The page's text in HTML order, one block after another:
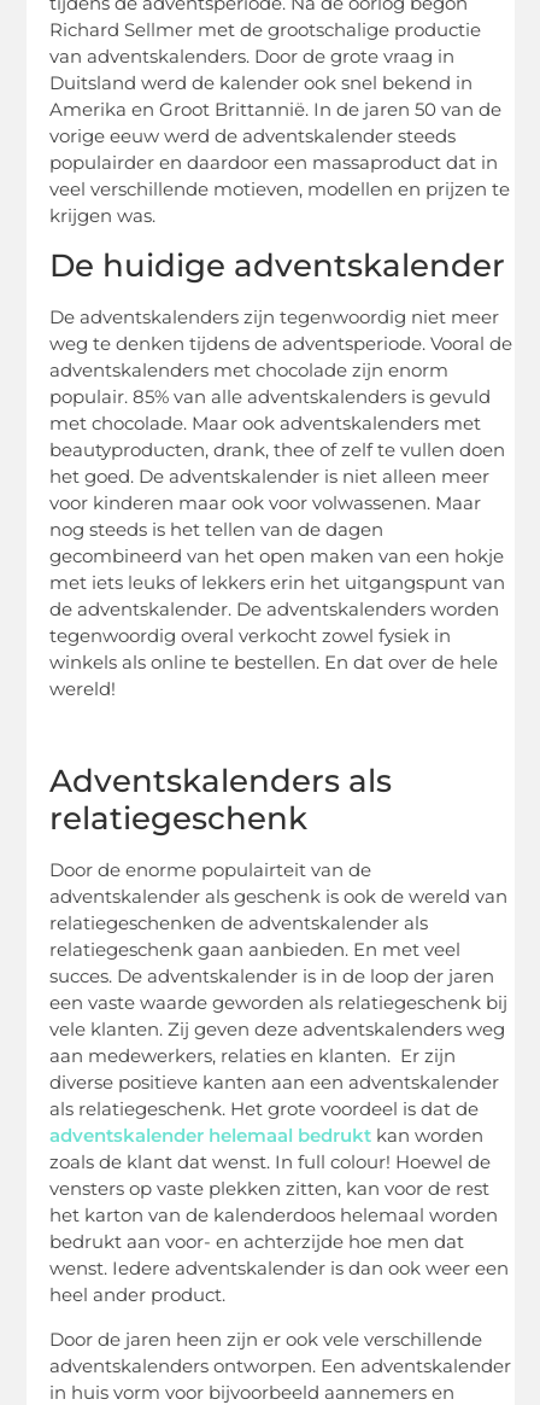
Richard Sellmer met de grootschalige productie
van adventskalenders. Door de grote vraag in
Duitsland werd de kalender ook snel bekend in
Amerika en Groot Brittannië. In de jaren 50 van de
vorige eeuw werd de adventskalender steeds
populairder en daardoor een massaproduct dat in
veel verschillende motieven, modellen en prijzen te
krijgen was.
De huidige adventskalender
De adventskalenders zijn tegenwoordig niet meer
weg te denken tijdens de adventsperiode. Vooral de
adventskalenders met chocolade zijn enorm
populair. 85% van alle adventskalenders is gevuld
met chocolade. Maar ook adventskalenders met
beautyproducten, drank, thee of zelf te vullen doen
het goed. De adventskalender is niet alleen meer
voor kinderen maar ook voor volwassenen. Maar
nog steeds is het tellen van de dagen
gecombineerd van het open maken van een hokje
met iets leuks of lekkers erin het uitgangspunt van
de adventskalender. De adventskalenders worden
tegenwoordig overal verkocht zowel fysiek in
winkels als online te bestellen. En dat over de hele
wereld!
Adventskalenders als
relatiegeschenk
Door de enorme populairteit van de
adventskalender als geschenk is ook de wereld van
relatiegeschenken de adventskalender als
relatiegeschenk gaan aanbieden. En met veel
succes. De adventskalender is in de loop der jaren
een vaste waarde geworden als relatiegeschenk bij
vele klanten. Zij geven deze adventskalenders weg
aan medewerkers, relaties en klanten. Er zijn
diverse positieve kanten aan een adventskalender
als relatiegeschenk. Het grote voordeel is dat de
adventskalender helemaal bedrukt kan worden
zoals de klant dat wenst. In full colour! Hoewel de
vensters op vaste plekken zitten, kan voor de rest
het karton van de kalenderdoos helemaal worden
bedrukt aan voor- en achterzijde hoe men dat
wenst. Iedere adventskalender is dan ook weer een
heel ander product.
Door de jaren heen zijn er ook vele verschillende
adventskalenders ontworpen. Een adventskalender
in huis vorm voor bijvoorbeeld aannemers en